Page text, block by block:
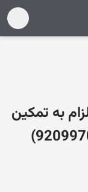
به تمکین